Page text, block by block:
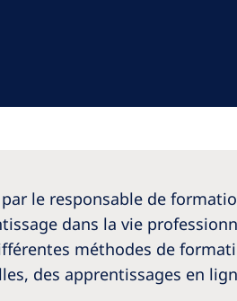
le responsable de
dans la vie
méthodes de
des apprentissages en